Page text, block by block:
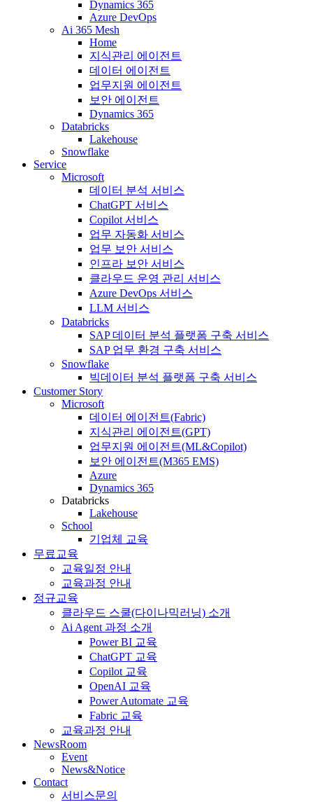
Dynamics 365
Azure DevOps
Ai 365 Mesh
Home
지식관리 에이전트
데이터 에이전트
업무지원 에이전트
보안 에이전트
Dynamics 365
Databricks
Lakehouse
Snowflake
Service
Microsoft
데이터 분석 서비스
ChatGPT 서비스
Copilot 서비스
업무 자동화 서비스
업무 보안 서비스
인프라 보안 서비스
클라우드 운영 관리 서비스
Azure DevOps 서비스
LLM 서비스
Databricks
SAP 데이터 분석 플랫폼 구축 서비스
SAP 업무 환경 구축 서비스
Snowflake
빅데이터 분석 플랫폼 구축 서비스
Customer Story
Microsoft
데이터 에이전트(Fabric)
지식관리 에이전트(GPT)
업무지원 에이전트(ML&Copilot)
보안 에이전트(M365 EMS)
Azure
Dynamics 365
Databricks
Lakehouse
School
기업체 교육
무료교육
교육일정 안내
교육과정 안내
정규교육
클라우드 스쿨(다이나믹러닝) 소개
Ai Agent 과정 소개
Power BI 교육
ChatGPT 교육
Copilot 교육
OpenAI 교육
Power Automate 교육
Fabric 교육
교육과정 안내
NewsRoom
Event
News&Notice
Contact
서비스문의